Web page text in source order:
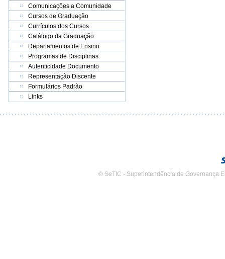
Comunicações a Comunidade
Cursos de Graduação
Currículos dos Cursos
Catálogo da Graduação
Departamentos de Ensino
Programas de Disciplinas
Autenticidade Documento
Representação Discente
Formulários Padrão
Links
© SeTIC - Superintendência de Governança